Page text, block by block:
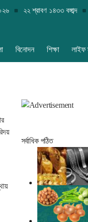
২২ শ্রাবণ ১৪৩৩ বঙ্গাব্দ
বিনোদন শিক্ষা লাইফ
সর্বাধিক পঠিত